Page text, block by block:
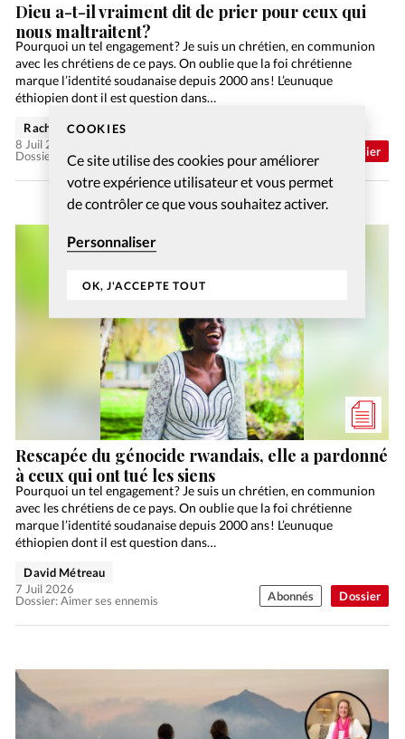
COOKIES
Ce site utilise des cookies pour améliorer
votre expérience utilisateur et vous permet
de contrôler ce que vous souhaitez activer.
Personnaliser
OK, J'ACCEPTE TOUT
Dossier
Dieu a-t-il vraiment dit de prier pour ceux qui
nous maltraitent?
Pourquoi un tel engagement ? Je suis un chrétien, en communion
avec les chrétiens de ce pays. On oublie que la foi chrétienne
marque l’identité soudanaise depuis 2000 ans ! L’eunuque
éthiopien dont il est question dans…
Dossier: Aimer ses ennemis
Rachel Gamper
8 Juil 2026
Abonnés
Dossier
Rescapée du génocide rwandais, elle a pardonné
à ceux qui ont tué les siens
Pourquoi un tel engagement ? Je suis un chrétien, en communion
avec les chrétiens de ce pays. On oublie que la foi chrétienne
marque l’identité soudanaise depuis 2000 ans ! L’eunuque
éthiopien dont il est question dans…
Dossier: Aimer ses ennemis
David Métreau
7 Juil 2026
Abonnés